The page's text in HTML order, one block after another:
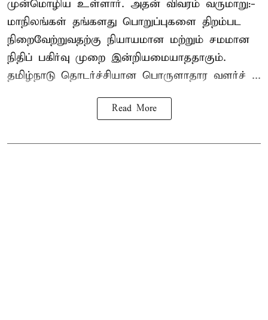
முன்மொழிய உள்ளார். அதன் விவரம் வருமாறு:-
மாநிலங்கள் தங்களது பொறுப்புகளை திறம்பட
நிறைவேற்றுவதற்கு நியாயமான மற்றும் சமமான
நிதிப் பகிர்வு முறை இன்றியமையாததாகும்.
தமிழ்நாடு தொடர்ச்சியான பொருளாதார வளர்ச் ...
Read More